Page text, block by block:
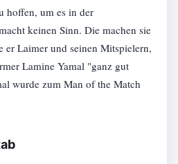
hoffen, um es in der
keinen Sinn. Die machen sie
er Laimer und seinen Mitspielern,
Lamine Yamal "ganz gut
wurde zum Man of the Match